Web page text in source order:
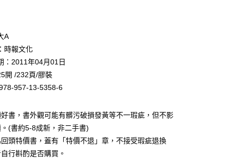
貨
滿NT$499(含以上)免運費
滿NT$499(含以上)免運費
，滿NT$499(含以上)免運費
A
時報文化
：2011年04月01日
開 /232頁/膠裝
957-13-5358-6
書，書外觀可能有髒污破損發黃等不一瑕疵，但不影
(書約5-8成新，非二手書)
頭特價書，蓋有「特價不退」章，不接受瑕疵退換
行斟酌是否購買。